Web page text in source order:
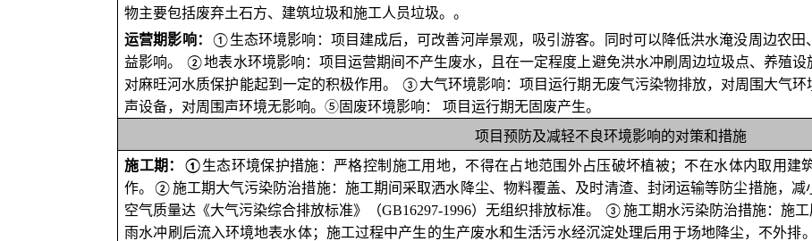
物主要包括废弃土石方、建筑垃圾和施工人员垃圾。。
运营期影响：
①生态环境影响 ：项目建成后，可改善河岸景观， 吸引游客。同时可以降低洪水淹没周边农
益影响。
②地表水环境影响 ：项目运营期间不产生废水，且在一定程度上避免洪水冲刷周边垃圾点、养殖
对麻旺河水质保护能起到一定的积极作用。
③大气环境影响 ：项目运行期无废气污染物排放，对周围大气环
声设备，对周围声环境无影响。⑤固废环境影响 ： 项目运行期无固废产生。
项目预防及减轻不良环境影响的对策和措施
施工期：
①生态环境保护措施 ： 严格控制施工用地，不得在占地范围外占压破坏植被；不在水体内取用建
作。
②施工期大气污染防治措施：施工期间采取洒水降尘、物料覆盖、及时清渣、封闭运输等防尘措施，
空气质量达《大气污染综合排放标准》（GB16297-1996）无组织排放标准。 ③施工期水污染防治措施：施
雨水冲刷后流入环境地表水体；施工过程中产生的生产废水和生活污水经沉淀处理后用于场地降尘，不外排。